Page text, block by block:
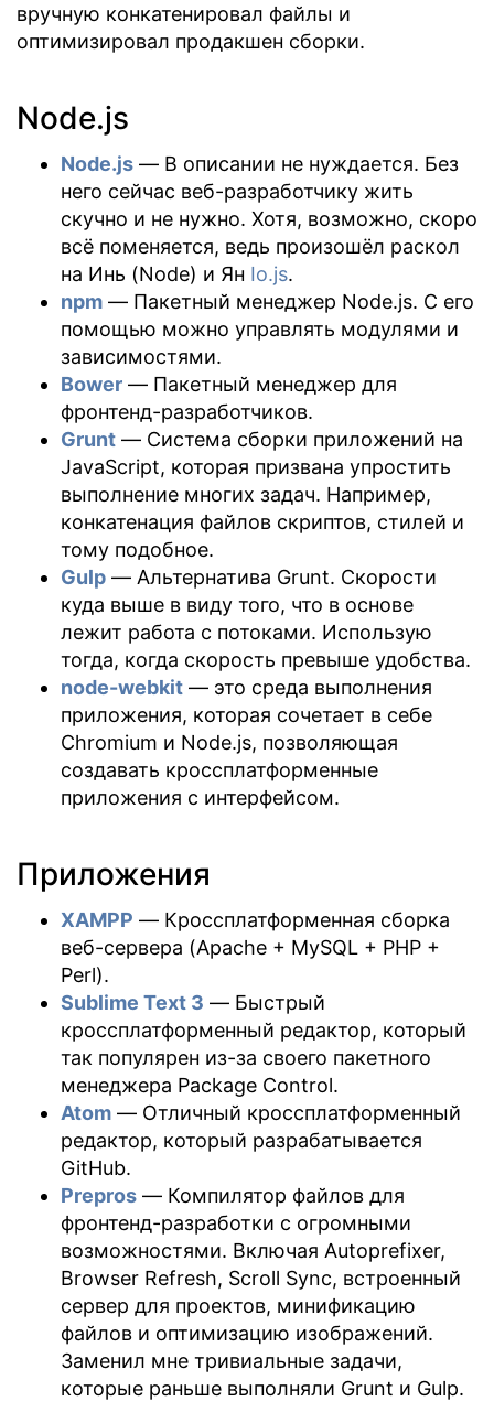
вручную конкатенировал файлы и
оптимизировал продакшен сборки.
Node.js
Node.js — В описании не нуждается. Без
него сейчас веб-разработчику жить
скучно и не нужно. Хотя, возможно, скоро
всё поменяется, ведь произошёл раскол
на Инь (Node) и Ян Io.js.
npm — Пакетный менеджер Node.js. С его
помощью можно управлять модулями и
зависимостями.
Bower — Пакетный менеджер для
фронтенд-разработчиков.
Grunt — Система сборки приложений на
JavaScript, которая призвана упростить
выполнение многих задач. Например,
конкатенация файлов скриптов, стилей и
тому подобное.
Gulp — Альтернатива Grunt. Скорости
куда выше в виду того, что в основе
лежит работа с потоками. Использую
тогда, когда скорость превыше удобства.
node-webkit — это среда выполнения
приложения, которая сочетает в себе
Chromium и Node.js, позволяющая
создавать кроссплатформенные
приложения с интерфейсом.
Приложения
XAMPP — Кроссплатформенная сборка
веб-сервера (Apache + MySQL + PHP +
Perl).
Sublime Text 3 — Быстрый
кроссплатформенный редактор, который
так популярен из-за своего пакетного
менеджера Package Control.
Atom — Отличный кроссплатформенный
редактор, который разрабатывается
GitHub.
Prepros — Компилятор файлов для
фронтенд-разработки с огромными
возможностями. Включая Autoprefixer,
Browser Refresh, Scroll Sync, встроенный
сервер для проектов, минификацию
файлов и оптимизацию изображений.
Заменил мне тривиальные задачи,
которые раньше выполняли Grunt и Gulp.